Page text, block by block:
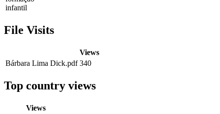
infantil
File Visits
Views
Bárbara Lima Dick.pdf 340
Top country views
Views